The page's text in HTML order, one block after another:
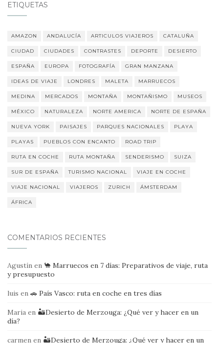
ETIQUETAS
AMAZON ANDALUCÍA ARTICULOS VIAJEROS CATALUÑA
CIUDAD CIUDADES CONTRASTES DEPORTE DESIERTO
ESPAÑA EUROPA FOTOGRAFÍA GRAN MANZANA
IDEAS DE VIAJE LONDRES MALETA MARRUECOS
MEDINA MERCADOS MONTAÑA MONTAÑISMO MUSEOS
MÉXICO NATURALEZA NORTE AMERICA NORTE DE ESPAÑA
NUEVA YORK PAISAJES PARQUES NACIONALES PLAYA
PLAYAS PUEBLOS CON ENCANTO ROAD TRIP
RUTA EN COCHE RUTA MONTAÑA SENDERISMO SUIZA
SUR DE ESPAÑA TURISMO NACIONAL VIAJE EN COCHE
VIAJE NACIONAL VIAJEROS ZURICH ÁMSTERDAM
ÁFRICA
COMENTARIOS RECIENTES
Agustín en 🐪 Marruecos en 7 días: Preparativos de viaje, ruta
y presupuesto
luis en 🚗 País Vasco: ruta en coche en tres días
Maria en 🏜️Desierto de Merzouga: ¿Qué ver y hacer en un
día?
carmen en 🏜️Desierto de Merzouga: ¿Qué ver y hacer en un